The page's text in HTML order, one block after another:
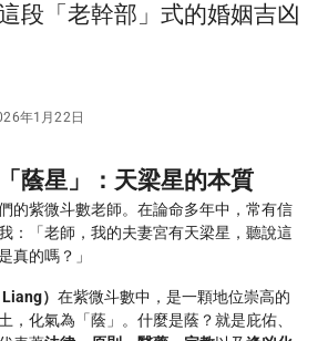
段「老幹部」式的婚姻吉凶
年1月22日
蔭星」：天梁星的本質
的紫微斗數老師。在論命多年中，常有信
：「老師，我的夫妻宮有天梁星，聽說這
真的嗎？」
） 在紫微斗數中，是一顆地位崇高的
，化氣為「蔭」。什麼是蔭？就是庇佑、